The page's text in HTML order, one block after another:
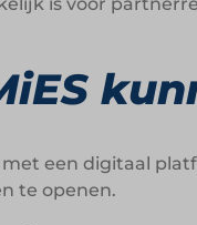
met een digitaal
te openen.